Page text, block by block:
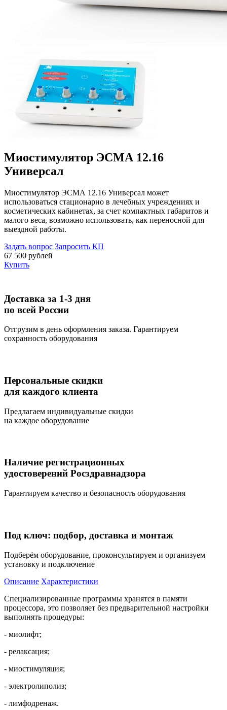
Миостимулятор ЭСМА 12.16
Универсал
Миостимулятор ЭСМА 12.16 Универсал может
использоваться стационарно в лечебных учреждениях и
косметических кабинетах, за счет компактных габаритов и
малого веса, возможно использовать, как переносной для
выездной работы.
Задать вопрос Запросить КП
67 500 рублей
Купить
Доставка за 1-3 дня
по всей России
Отгрузим в день оформления заказа. Гарантируем
сохранность оборудования
Персональные скидки
для каждого клиента
Предлагаем индивидуальные скидки
на каждое оборудование
Наличие регистрационных
удостоверений Росздравнадзора
Гарантируем качество и безопасность оборудования
Под ключ: подбор, доставка и монтаж
Подберём оборудование, проконсультируем и организуем
установку и подключение
Описание Характеристики
Специализированные программы хранятся в памяти
процессора, это позволяет без предварительной настройки
выполнять процедуры:
- миолифт;
- релаксация;
- миостимуляция;
- электролиполиз;
- лимфодренаж.